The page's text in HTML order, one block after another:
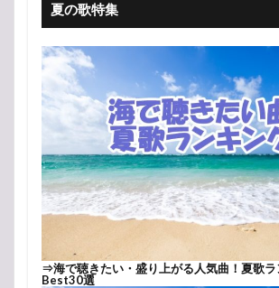
夏の歌特集
⇒海で聴きたい・盛り上がる人気曲！夏歌
Best30選